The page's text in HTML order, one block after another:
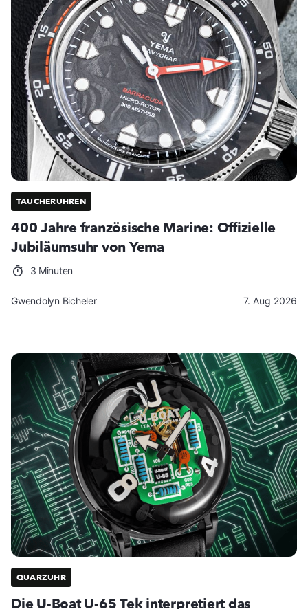
TAUCHERUHREN
400 Jahre französische Marine: Offizielle
Jubiläumsuhr von Yema
3 Minuten
Gwendolyn Bicheler 7. Aug 2026
QUARZUHR
Die U-Boat U-65 Tek interpretiert das